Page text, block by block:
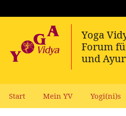
Start Mein YV Yogi(ni)s